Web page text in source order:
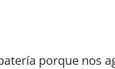
porque nos